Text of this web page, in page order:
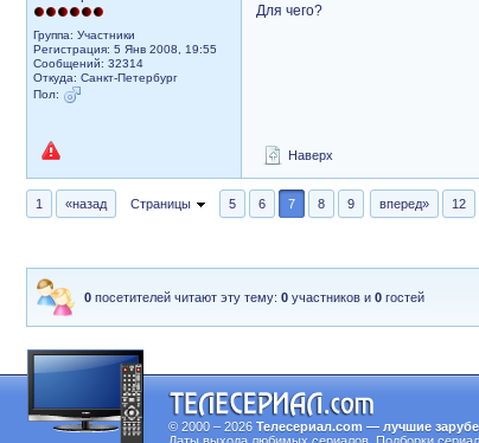
Группа: Участники
Регистрация: 5 Янв 2008, 19:55
Сообщений: 32314
Откуда: Санкт-Петербург
Пол:
Для чего?
Наверх
1 «назад Страницы 5 6 7 8 9 вперед» 12
0 посетителей читают эту тему: 0 участников и 0 гостей
© 2000 – 2026 Телесериал.com — лучшие